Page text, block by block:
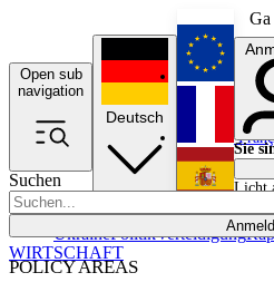
Ga
Open sub
navigation
Suchen
POLICY AREAS
UkrainePolitikVerteidigung
Deutsch
Sie
Licht
WIRTSCHAFT